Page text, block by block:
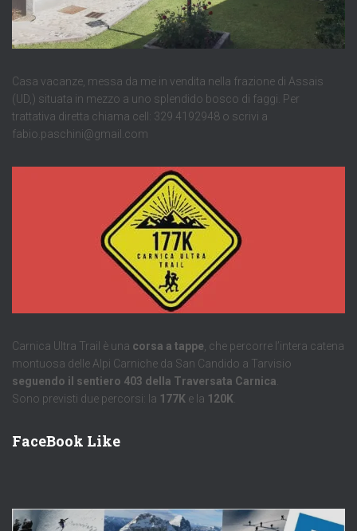
Casa vacanze, messa da me in vendita nella frazione di Assais
(UD,) situata in mezzo a uno splendido bosco di faggi. Per
trattativa diretta chiama cell: 329.4192948 o scrivi a
fabio.paschini@gmail.com
Carnica Ultra Trail è una corsa a tappe, che percorre l’intera catena
montuosa delle Alpi Carniche da San Candido a Tarvisio
seguendo il sentiero 403 della Traversata Carnica.
Sono previsti due percorsi: la 177K e la 120K.
FaceBook Like